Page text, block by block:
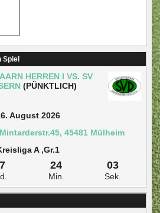
Spiel
HERREN I VS. SV
(PÜNKTLICH)
August 2026
45481 Mülheim
A ,Gr.1
24
Min.
03
Sek.